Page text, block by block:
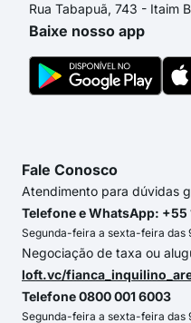
Rua Tabapuã, 743 - Itaim
Baixe nosso app
Fale Conosco
Atendimento para dúvidas
Telefone e WhatsApp: +55
Segunda-feira a sexta-feira das
Negociação de taxa ou
loft.vc/
Telefone 0800 001 6003
Segunda-feira a sexta-feira das